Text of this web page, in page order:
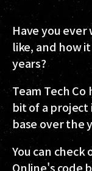
Have you
like, and how
years?
Team Tech
bit of a project
base over the
You can
Online's code